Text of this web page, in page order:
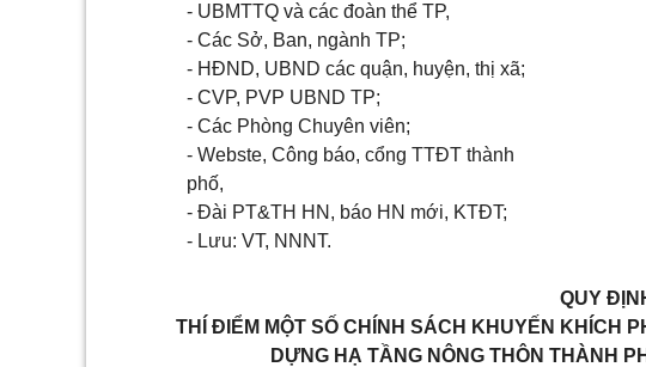
- UBMTTQ và các đoàn thể TP,
-Các Sở, Ban, ngành TP;
- HĐND, UBND các quận, huyện, thị xã;
-CVP, PVP UBND TP;
-Các Phòng Chuyên viên;
-Webste,Công báo, cổng TTĐT thành
phố,
-Đài PT&TH HN, báo HN mới, KTĐT;
- Lưu: VT, NNNT.
QUY
THÍ ĐIỂM MỘT SỐ CHÍNH SÁCH KHUYẾN KHÍCH
DỰNG HẠ TẦNG NÔNG THÔN THÀNH